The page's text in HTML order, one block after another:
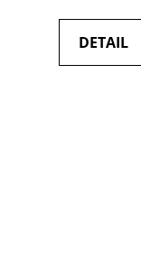
DETAIL